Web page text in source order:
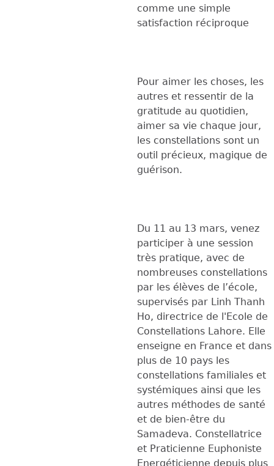
comme une simple
satisfaction réciproque
Pour aimer les choses, les
autres et ressentir de la
gratitude au quotidien,
aimer sa vie chaque jour,
les constellations sont un
outil précieux, magique de
guérison.
Du 11 au 13 mars, venez
participer à une session
très pratique, avec de
nombreuses constellations
par les élèves de l’école,
supervisés par Linh Thanh
Ho, directrice de l'Ecole de
Constellations Lahore. Elle
enseigne en France et dans
plus de 10 pays les
constellations familiales et
systémiques ainsi que les
autres méthodes de santé
et de bien-être du
Samadeva. Constellatrice
et Praticienne Euphoniste
Energéticienne depuis plus